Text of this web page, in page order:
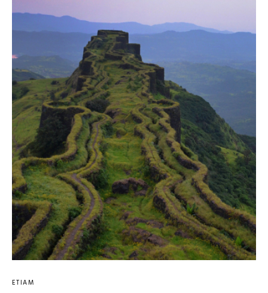
ETIAM